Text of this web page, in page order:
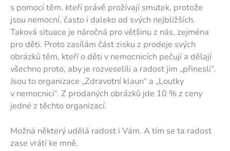
s pomocí těm, kteří právě prožívají smutek, protože
jsou nemocní, často i daleko od svých nejbližších.
Taková situace je náročná pro většinu z nás, zejména
pro děti. Proto zasílám část zisku z prodeje svých
obrázků těm, kteří o děti v nemocnicích pečují a dělají
všechno proto, aby je rozveselili a radost jim „přinesli“.
Jsou to organizace „Zdravotní klaun“ a „Loutky
v nemocnici“. Z prodaných obrázků jde 10 % z ceny
jedné z těchto organizací.
Možná některý udělá radost i Vám. A tím se ta radost
zase vrátí ke mně.